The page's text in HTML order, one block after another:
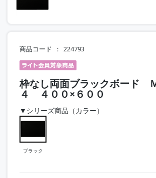
商品コード 224793
枠なし両面ブラックボード
４ ４００×６００
▼シリーズ商品（カラー）
ブラック